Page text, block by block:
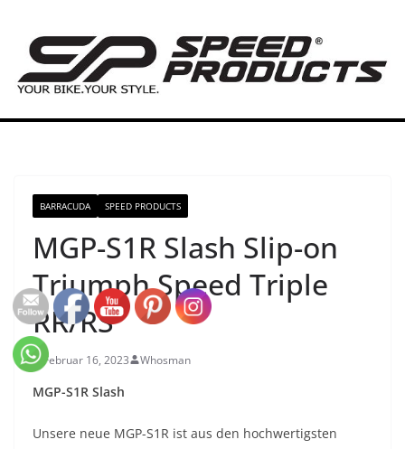
Inhalt
springen
BARRACUDA SPEED PRODUCTS
MGP-S1R Slash Slip-on
Triumph Speed Triple
RR/RS
Februar 16, 2023 Whosman
MGP-S1R Slash
Unsere neue MGP-S1R ist aus den hochwertigsten